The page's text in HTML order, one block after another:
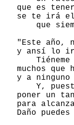
que es
se te irá
que
"Este año,
y ansí lo
muchos que
y a
Y,
poner un
para
Daño